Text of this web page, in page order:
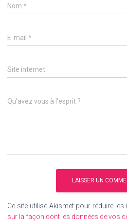
Nom *
E-mail *
Site internet
Qu’avez vous à l’esprit ?
Ce site utilise Akismet pour réduire les
sur la façon dont les données de vos